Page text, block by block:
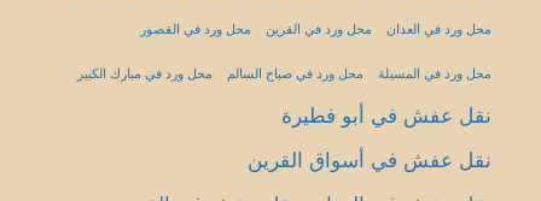
محل ورد في العدان محل ورد في القرين محل ورد في القصور
محل ورد في المسيلة محل ورد في صباح السالم محل ورد في مبارك الكبير
نقل عفش في أبو فطيرة
نقل عفش في أسواق القرين